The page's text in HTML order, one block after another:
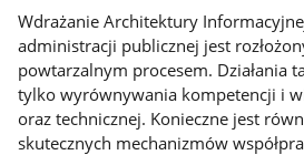
Wdrażanie Architektury
administracji publicznej jest
powtarzalnym procesem. Działania
tylko wyrównywania kompetencji i
oraz technicznej. Konieczne jest
skutecznych mechanizmów